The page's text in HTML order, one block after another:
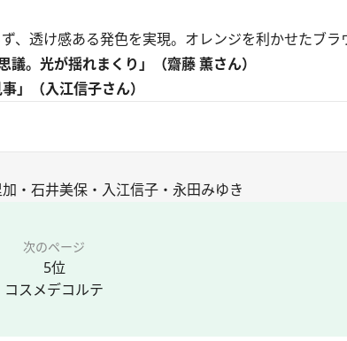
透け感ある発色を実現。オレンジを利かせたブラ
議。光が揺れまくり」（齋藤 薫さん）
」（入江信子さん）
・石井美保・入江信子・永田みゆき
次のページ
5位
コスメデコルテ